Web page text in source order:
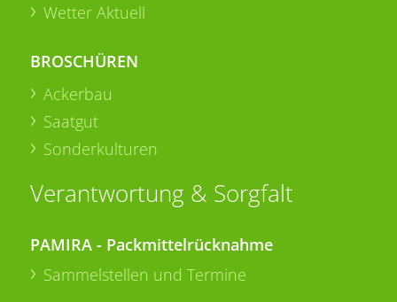
Wetter Aktuell
BROSCHÜREN
Ackerbau
Saatgut
Sonderkulturen
Verantwortung & Sorgfalt
PAMIRA - Packmittelrücknahme
Sammelstellen und Termine